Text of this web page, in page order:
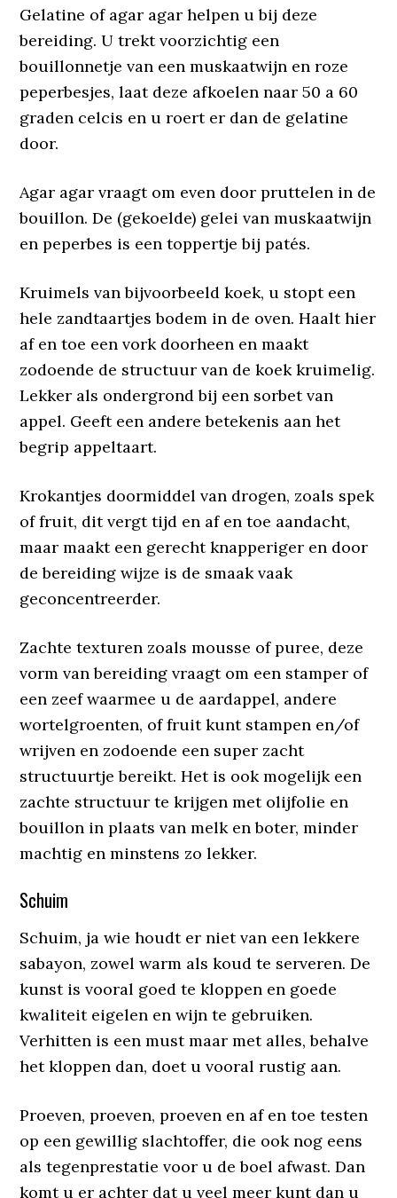
Gelatine of agar agar helpen u bij deze
bereiding. U trekt voorzichtig een
bouillonnetje van een muskaatwijn en roze
peperbesjes, laat deze afkoelen naar 50 a 60
graden celcis en u roert er dan de gelatine
door.
Agar agar vraagt om even door pruttelen in de
bouillon. De (gekoelde) gelei van muskaatwijn
en peperbes is een toppertje bij patés.
Kruimels van bijvoorbeeld koek, u stopt een
hele zandtaartjes bodem in de oven. Haalt hier
af en toe een vork doorheen en maakt
zodoende de structuur van de koek kruimelig.
Lekker als ondergrond bij een sorbet van
appel. Geeft een andere betekenis aan het
begrip appeltaart.
Krokantjes doormiddel van drogen, zoals spek
of fruit, dit vergt tijd en af en toe aandacht,
maar maakt een gerecht knapperiger en door
de bereiding wijze is de smaak vaak
geconcentreerder.
Zachte texturen zoals mousse of puree, deze
vorm van bereiding vraagt om een stamper of
een zeef waarmee u de aardappel, andere
wortelgroenten, of fruit kunt stampen en/of
wrijven en zodoende een super zacht
structuurtje bereikt. Het is ook mogelijk een
zachte structuur te krijgen met olijfolie en
bouillon in plaats van melk en boter, minder
machtig en minstens zo lekker.
Schuim
Schuim, ja wie houdt er niet van een lekkere
sabayon, zowel warm als koud te serveren. De
kunst is vooral goed te kloppen en goede
kwaliteit eigelen en wijn te gebruiken.
Verhitten is een must maar met alles, behalve
het kloppen dan, doet u vooral rustig aan.
Proeven, proeven, proeven en af en toe testen
op een gewillig slachtoffer, die ook nog eens
als tegenprestatie voor u de boel afwast. Dan
komt u er achter dat u veel meer kunt dan u